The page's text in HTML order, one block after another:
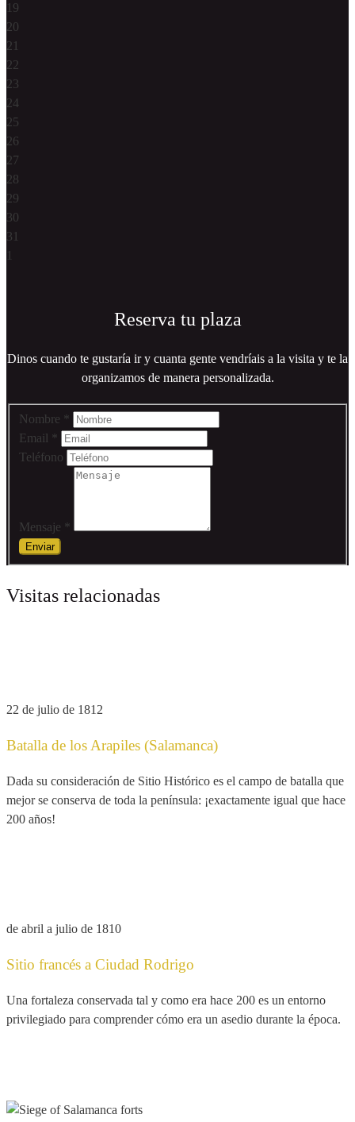
19
20
21
22
23
24
25
26
27
28
29
30
31
1
Reserva tu plaza
Dinos cuando te gustaría ir y cuanta gente vendríais a la visita y te la
organizamos de manera personalizada.
Nombre *
Email *
Teléfono
Mensaje *
Visitas relacionadas
22 de julio de 1812
Batalla de los Arapiles (Salamanca)
Dada su consideración de Sitio Histórico es el campo de batalla que
mejor se conserva de toda la península: ¡exactamente igual que hace
200 años!
de abril a julio de 1810
Sitio francés a Ciudad Rodrigo
Una fortaleza conservada tal y como era hace 200 es un entorno
privilegiado para comprender cómo era un asedio durante la época.